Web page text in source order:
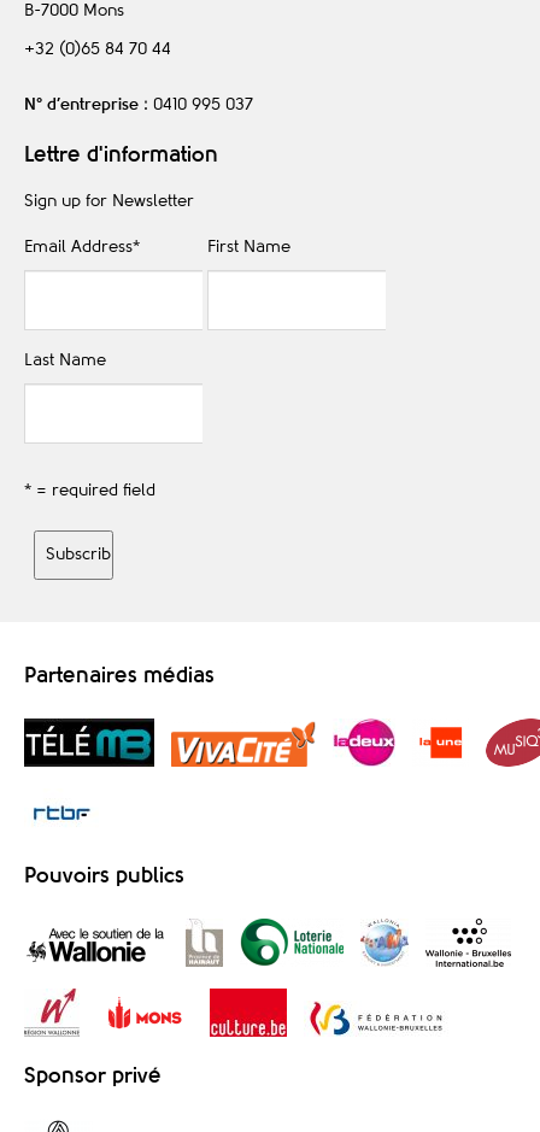
B-7000 Mons
+32 (0)65 84 70 44
N° d’entreprise : 0410 995 037
Lettre d'information
Sign up for Newsletter
Email Address* First Name
Last Name
* = required field
Partenaires médias
Pouvoirs publics
Sponsor privé